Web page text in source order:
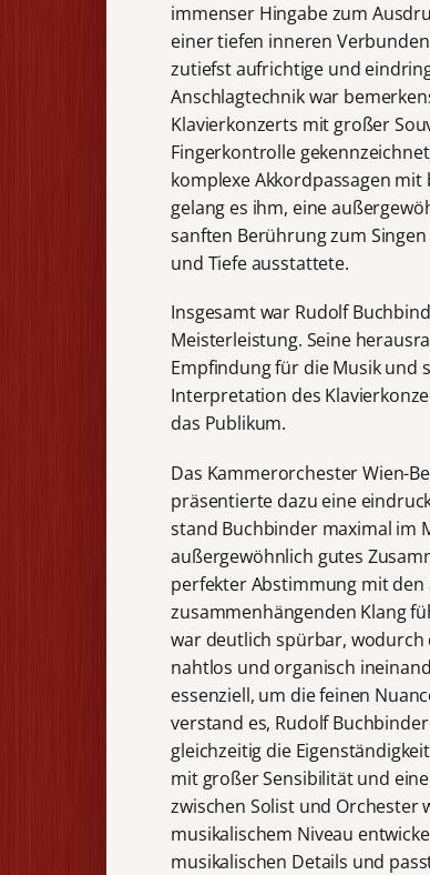
immenser Hingabe zum
einer tiefen inneren
zutiefst aufrichtige und
Anschlagtechnik war
Klavierkonzerts mit großer
Fingerkontrolle
komplexe Akkordpassagen
gelang es ihm, eine
sanften Berührung zum
und Tiefe ausstattete.
Insgesamt war Rudolf
Meisterleistung. Seine
Empfindung für die Musik und
Interpretation des
das Publikum.
Das Kammerorchester Wien-
präsentierte dazu eine
stand Buchbinder maximal im
außergewöhnlich gutes
perfekter Abstimmung mit den
zusammenhängenden Klang
war deutlich spürbar, wodurch
nahtlos und organisch
essenziell, um die feinen
verstand es, Rudolf
gleichzeitig die
mit großer Sensibilität und
zwischen Solist und Orchester
musikalischem Niveau
musikalischen Details und